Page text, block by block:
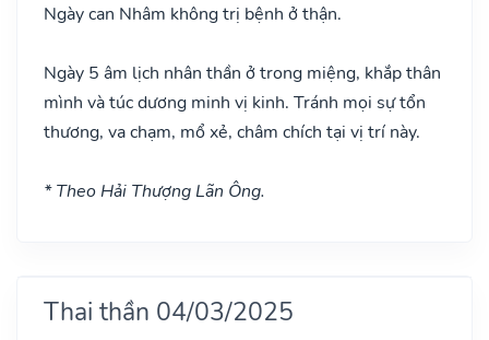
Ngày can Nhâm không trị bệnh ở thận.
Ngày 5 âm lịch nhân thần ở trong miệng, khắp thân
mình và túc dương minh vị kinh. Tránh mọi sự tổn
thương, va chạm, mổ xẻ, châm chích tại vị trí này.
* Theo Hải Thượng Lãn Ông.
Thai thần 04/03/2025